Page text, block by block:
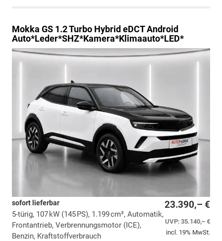
Mokka GS 1.2 Turbo Hybrid eDCT Android
Auto*Leder*SHZ*Kamera*Klimaauto*LED*
23.390,– €
UVP:35.140,– €
incl. 19% MwSt.
sofort lieferbar
5-türig, 107 kW (145 PS), 1.199 cm³, Automatik,
Frontantrieb, Verbrennungsmotor (ICE),
Benzin, Kraftstoffverbrauch